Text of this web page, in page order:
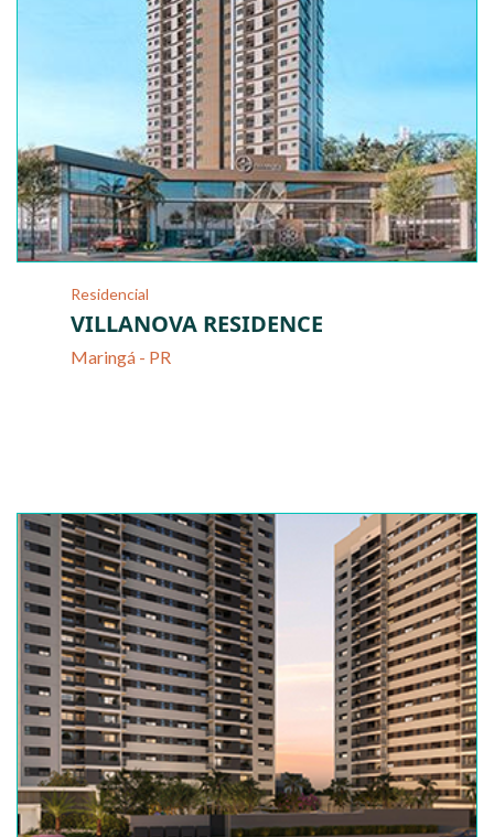
Residencial
VILLANOVA RESIDENCE
Maringá - PR